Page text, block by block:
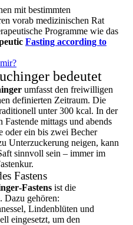
mit bestimmten
vorab medizinischen Rat
Programme wie das
Fasting according to
bedeutet
umfasst den freiwilligen
definierten Zeitraum. Die
unter 300 kcal. In der
Fastende mittags und abends
oder ein bis zwei Becher
Unterzuckerung neigen, kann
sinnvoll sein – immer im
Fastens
ist die
Dazu gehören:
Lindenblüten und
eingesetzt, um den